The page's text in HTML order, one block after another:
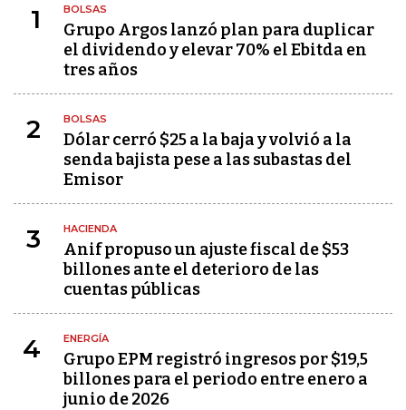
1 BOLSAS
Grupo Argos lanzó plan para duplicar
el dividendo y elevar 70% el Ebitda en
tres años
2 BOLSAS
Dólar cerró $25 a la baja y volvió a la
senda bajista pese a las subastas del
Emisor
3 HACIENDA
Anif propuso un ajuste fiscal de $53
billones ante el deterioro de las
cuentas públicas
4 ENERGÍA
Grupo EPM registró ingresos por $19,5
billones para el periodo entre enero a
junio de 2026